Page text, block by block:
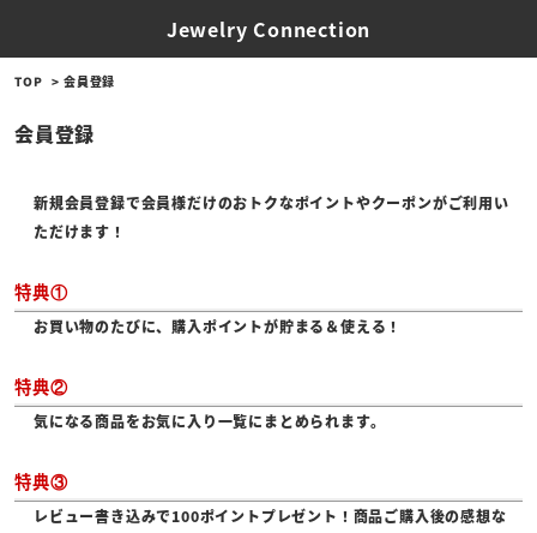
Jewelry Connection
TOP 会員登録
会員登録
新規会員登録で会員様だけのおトクなポイントやクーポンがご利用い
ただけます！
特典①
お買い物のたびに、購入ポイントが貯まる＆使える！
特典②
気になる商品をお気に入り一覧にまとめられます。
特典③
レビュー書き込みで100ポイントプレゼント！商品ご購入後の感想な